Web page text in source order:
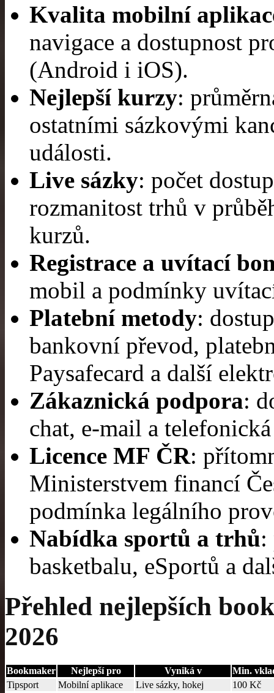
Kvalita mobilní
navigace a dostupnost
(Android i iOS).
Nejlepší kurzy:
ostatními sázkovými
události.
Live sázky: počet
rozmanitost trhů v
kurzů.
Registrace a uvítací
mobil a podmínky
Platební metody:
bankovní převod,
Paysafecard a další
Zákaznická podpora:
chat, e-mail a
Licence MF ČR:
Ministerstvem financí
podmínka legálního
Nabídka sportů a trhů:
basketbalu, eSportů a
Přehled nejlepších
2026
Bookmaker Nejlepší pro Vyniká v
Min.
Tipsport
Mobilní aplikace Live sázky, hokej
100 Kč